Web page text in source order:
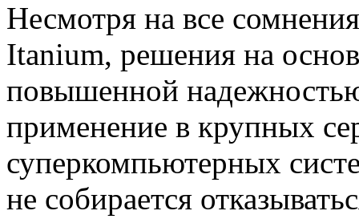
Несмотря на все
Itanium, решения на
повышенной
применение в крупных
суперкомпьютерных
не собирается